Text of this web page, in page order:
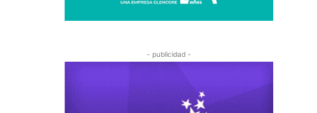
- publicidad -